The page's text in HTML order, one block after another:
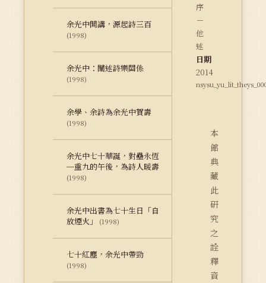
余光中開講，源起詩三百
(1998)
余光中：闡述詩樂關係
(1998)
余學、余詩為余光中賀壽
(1998)
余光中七十華誕，對壘永恆
─重九的午後，為詩人暖壽
(1998)
余光中出書為七十生日「自
放煙火」
(1998)
七十紅塵，余光中帶勁
(1998)
序
－
他
述
日期
2014
本
館
典
藏
此
研
究
之
詮
釋
資